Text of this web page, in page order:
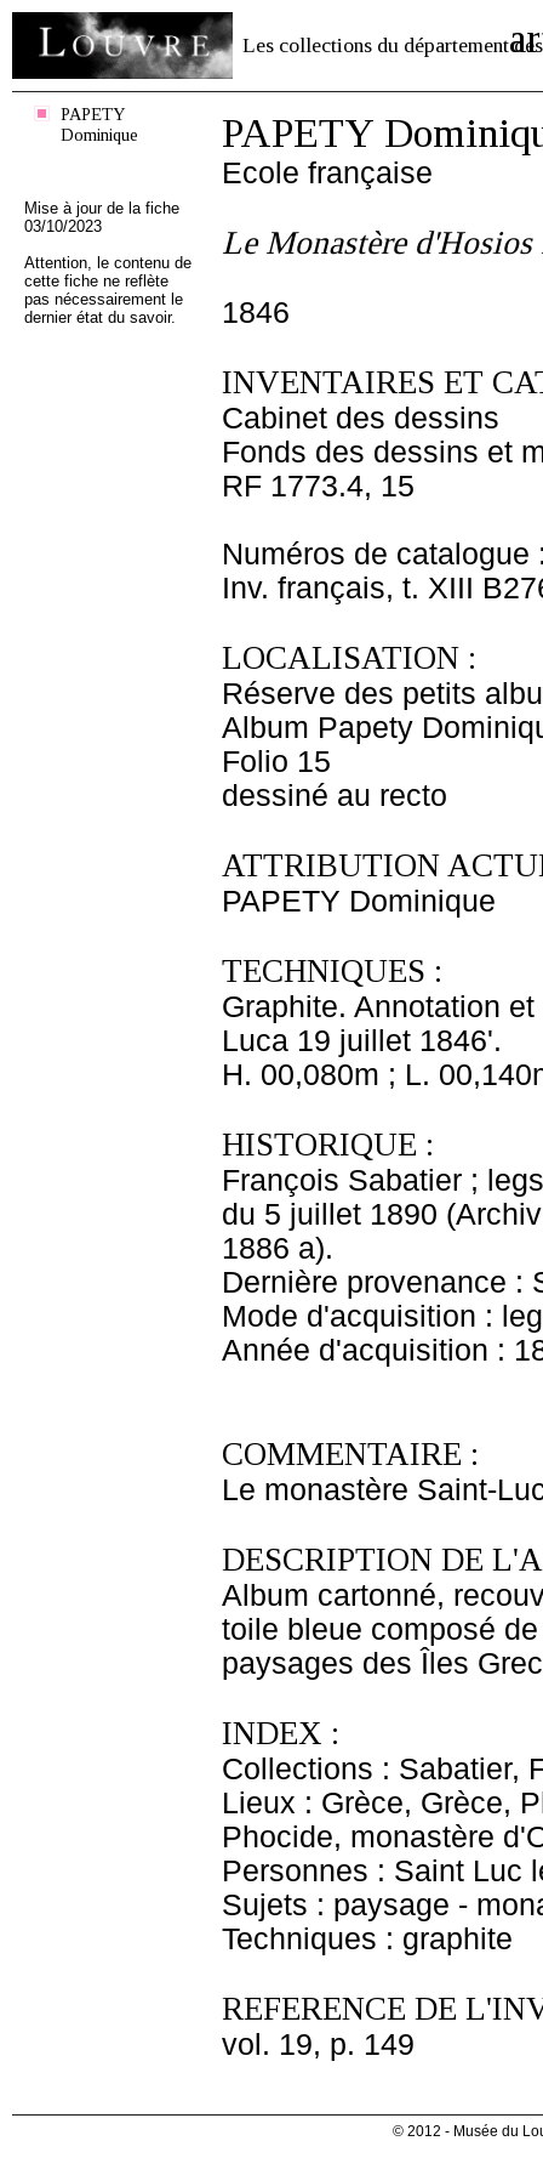
Les collections du département des
PAPETY
Dominique
Mise à jour de la fiche
03/10/2023
Attention, le contenu de
cette fiche ne reflète
pas nécessairement le
dernier état du savoir.
PAPETY
Ecole française
Le Monastère d'Hosios
1846
INVENTAIRES ET
Cabinet des dessins
Fonds des dessins et
RF 1773.4, 15
Numéros de catalogue
Inv. français, t. XIII
LOCALISATION :
Réserve des petits
Album Papety
Folio 15
dessiné au recto
ATTRIBUTION
PAPETY Dominique
TECHNIQUES :
Graphite. Annotation
Luca 19 juillet 1846'.
H. 00,080m ; L.
HISTORIQUE :
François Sabatier ;
du 5 juillet 1890
1886 a).
Dernière provenance :
Mode d'acquisition :
Année d'acquisition :
COMMENTAIRE :
Le monastère Saint-
DESCRIPTION DE
Album cartonné,
toile bleue composé
paysages des Îles
INDEX :
Collections : Sabatier,
Lieux : Grèce, Grèce,
Phocide, monastère
Personnes : Saint Luc
Sujets : paysage -
Techniques : graphite
REFERENCE DE
vol. 19, p. 149
© 2012 - Musée du